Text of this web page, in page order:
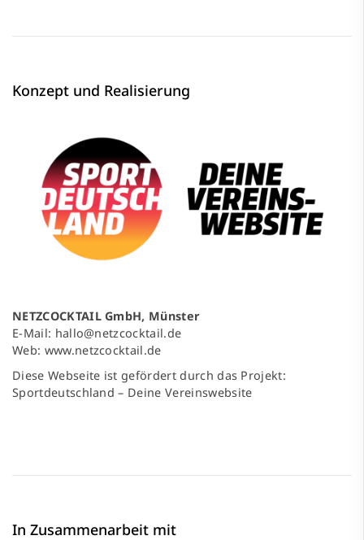
Konzept und Realisierung
NETZCOCKTAIL GmbH, Münster
E-Mail: hallo@netzcocktail.de
Web: www.netzcocktail.de
Diese Webseite ist gefördert durch das Projekt:
Sportdeutschland – Deine Vereinswebsite
In Zusammenarbeit mit